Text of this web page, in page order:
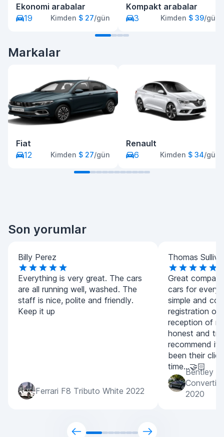
Ekonomi arabalar
19
Kimden $ 27/gün
Kompakt arabalar
3
Kimden $ 39/gün
Markalar
Fiat
12
Kimden $ 27/gün
Renault
6
Kimden $ 34/gün
Son yorumlar
Billy Perez
Everything is very great. The cars
are all running well, washed. The
staff is nice, polite and friendly.
Keep it up
Ferrari F8 Tributo White 2022
Thomas
Great
cars for every
simple and
registration of
reception of
honest and
recommend it
been their
time...🤝🏻
Bentley
2020